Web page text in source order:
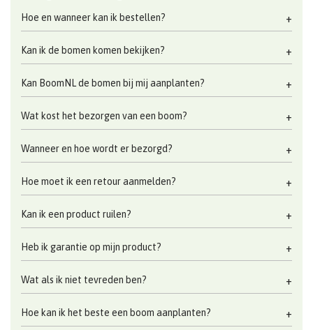
Hoe en wanneer kan ik bestellen?
Kan ik de bomen komen bekijken?
Kan BoomNL de bomen bij mij aanplanten?
Wat kost het bezorgen van een boom?
Wanneer en hoe wordt er bezorgd?
Hoe moet ik een retour aanmelden?
Kan ik een product ruilen?
Heb ik garantie op mijn product?
Wat als ik niet tevreden ben?
Hoe kan ik het beste een boom aanplanten?